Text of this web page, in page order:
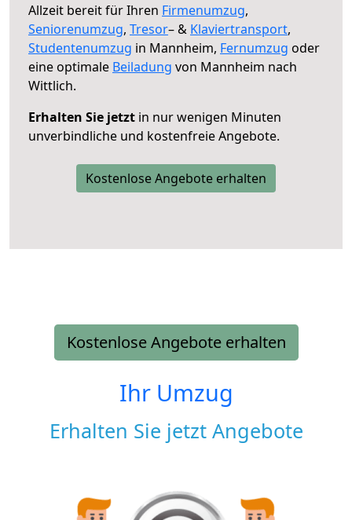
Allzeit bereit für Ihren Firmenumzug,
Seniorenumzug, Tresor– & Klaviertransport,
Studentenumzug in Mannheim, Fernumzug oder
eine optimale Beiladung von Mannheim nach
Wittlich.
Erhalten Sie jetzt in nur wenigen Minuten
unverbindliche und kostenfreie Angebote.
Kostenlose Angebote erhalten
Kostenlose Angebote erhalten
Ihr Umzug
Erhalten Sie jetzt Angebote